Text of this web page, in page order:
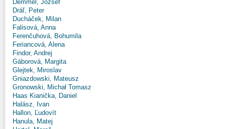
Demmel, József
Dráľ, Peter
Ducháček, Milan
Falisová, Anna
Ferenčuhová, Bohumila
Feriancová, Alena
Findor, Andrej
Gáborová, Margita
Glejtek, Miroslav
Gniazdowski, Mateusz
Gronowski, Michał Tomasz
Haas Kianička, Daniel
Halász, Ivan
Hallon, Ľudovít
Hanula, Matej